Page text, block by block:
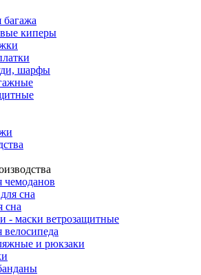
багажа
киперы
шарфы
чемоданов
сна
сна
- маски ветрозащитные
и рюкзаки